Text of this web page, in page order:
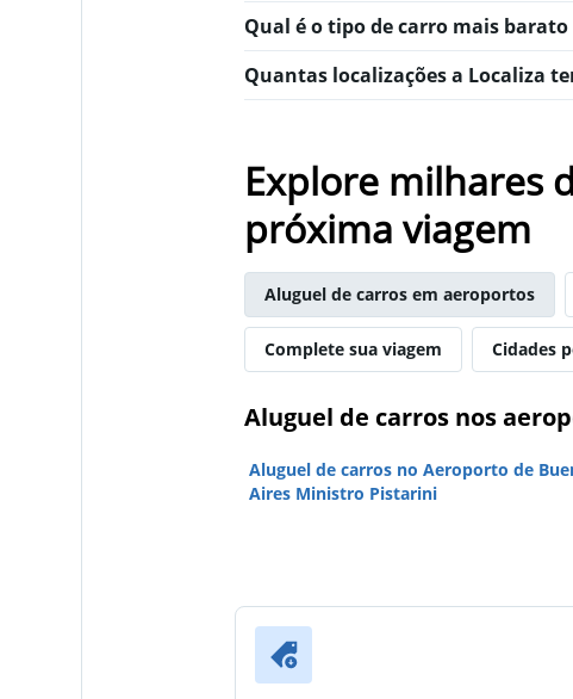
Qual é o tipo de carro mais
Quantas localizações a Localiza
Explore milhares
próxima viagem
Aluguel de carros em aeroportos
Complete sua viagem Cidades
Aluguel de carros nos
Aluguel de carros no Aeroporto de
Aires Ministro Pistarini